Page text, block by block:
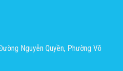
Nguyễn Quyền, Phường Võ